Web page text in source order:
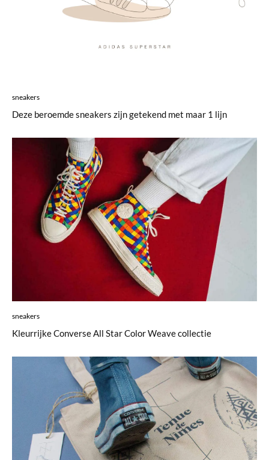
sneakers
Deze beroemde sneakers zijn getekend met maar 1 lijn
sneakers
Kleurrijke Converse All Star Color Weave collectie